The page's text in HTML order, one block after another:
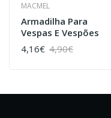
MACMEL
Armadilha Para
Vespas E Vespões
4,16€ 4,90€